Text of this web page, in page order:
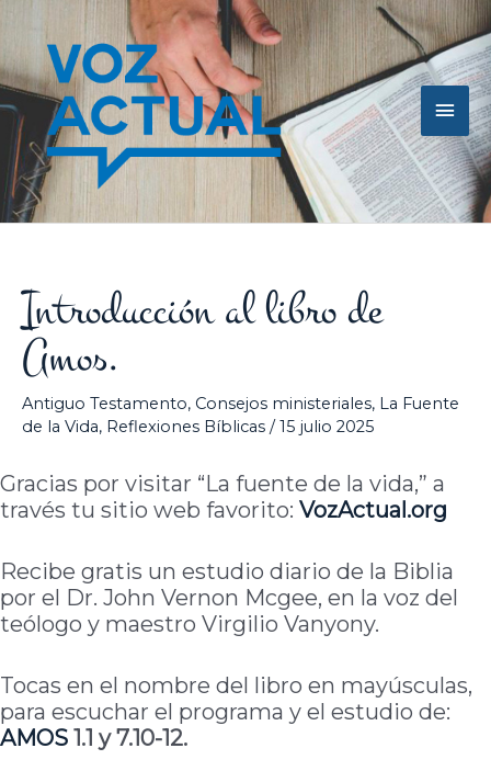
contenido
Introducción al libro de
Amos.
Antiguo Testamento, Consejos ministeriales, La Fuente
de la Vida, Reflexiones Bíblicas /15 julio 2025
Gracias por visitar “La fuente de la vida,” a
través tu sitio web favorito: VozActual.org
Recibe gratis un estudio diario de la Biblia
por el Dr. John Vernon Mcgee, en la voz del
teólogo y maestro Virgilio Vanyony.
Tocas en el nombre del libro en mayúsculas,
para escuchar el programa y el estudio de:
AMOS 1.1 y 7.10-12.